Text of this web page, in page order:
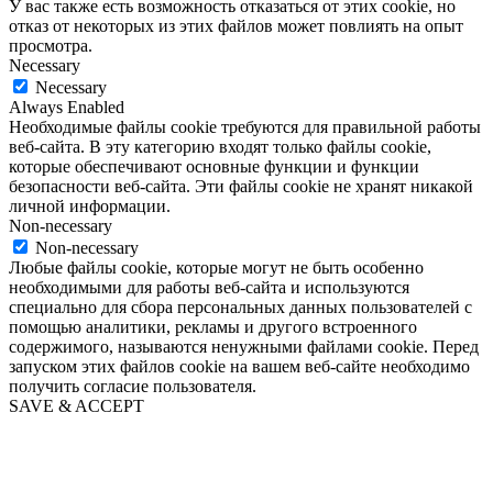
У вас также есть возможность отказаться от этих cookie, но
отказ от некоторых из этих файлов может повлиять на опыт
просмотра.
Necessary
Necessary
Always Enabled
Необходимые файлы cookie требуются для правильной работы
веб-сайта. В эту категорию входят только файлы cookie,
которые обеспечивают основные функции и функции
безопасности веб-сайта. Эти файлы cookie не хранят никакой
личной информации.
Non-necessary
Non-necessary
Любые файлы cookie, которые могут не быть особенно
необходимыми для работы веб-сайта и используются
специально для сбора персональных данных пользователей с
помощью аналитики, рекламы и другого встроенного
содержимого, называются ненужными файлами cookie. Перед
запуском этих файлов cookie на вашем веб-сайте необходимо
получить согласие пользователя.
SAVE & ACCEPT